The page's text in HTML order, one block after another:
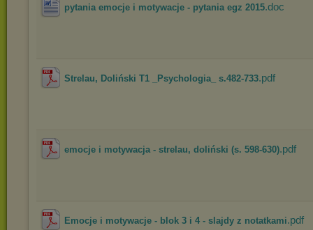
pytania emocje i motywacje - pytania egz 2015.doc
Strelau, Doliński T1 _Psychologia_ s.482-733.pdf
emocje i motywacja - strelau, doliński (s. 598-630).pdf
Emocje i motywacje - blok 3 i 4 - slajdy z notatkami.pdf